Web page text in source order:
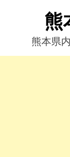
へ
熊
熊本県